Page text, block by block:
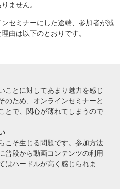
ません。
セミナーにした途端、参加者が減
由は以下のとおりです。
ことに対してあまり魅力を感じ
のため、オンラインセミナーと
とで、関心が薄れてしまうので
こそ生じる問題です。参加方法
普段から動画コンテンツの利用
はハードルが高く感じられま